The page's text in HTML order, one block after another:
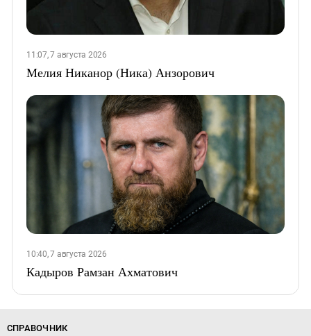
11:07, 7 августа 2026
Мелия Никанор (Ника) Анзорович
10:40, 7 августа 2026
Кадыров Рамзан Ахматович
СПРАВОЧНИК